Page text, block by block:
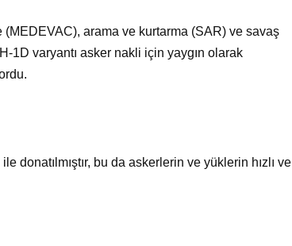
(MEDEVAC), arama ve kurtarma (SAR) ve savaş
1D varyantı asker nakli için yaygın olarak
donatılmıştır, bu da askerlerin ve yüklerin hızlı ve